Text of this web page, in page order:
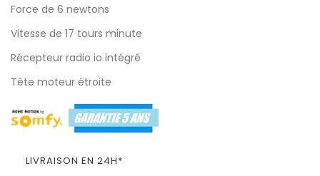
Force de 6 newtons
Vitesse de 17 tours minute
Récepteur radio io intégré
Tête moteur étroite
LIVRAISON EN 24H*